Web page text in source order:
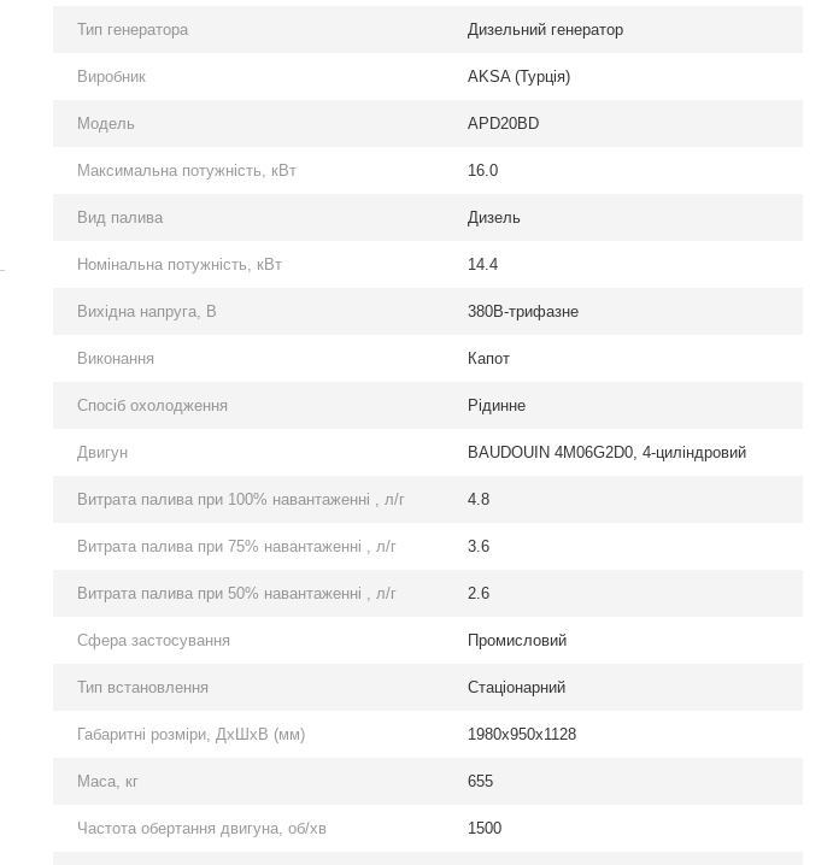
Тип генератора Дизельний генератор
Виробник AKSA (Турція)
Модель APD20BD
Максимальна потужність, кВт 16.0
Вид палива Дизель
Номінальна потужність, кВт 14.4
Вихідна напруга, В 380В-трифазне
Виконання Капот
Спосіб охолодження Рідинне
Двигун BAUDOUIN 4M06G2D0, 4-циліндровий
Витрата палива при 100% навантаженні , л/г 4.8
Витрата палива при 75% навантаженні , л/г 3.6
Витрата палива при 50% навантаженні , л/г 2.6
Сфера застосування Промисловий
Тип встановлення Стаціонарний
Габаритні розміри, ДхШхВ (мм) 1980x950x1128
Маса, кг 655
Частота обертання двигуна, об/хв 1500